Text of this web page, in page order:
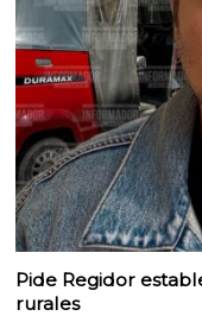
Pide Regidor
rurales